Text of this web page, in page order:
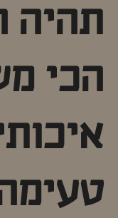
תהיה
הכי